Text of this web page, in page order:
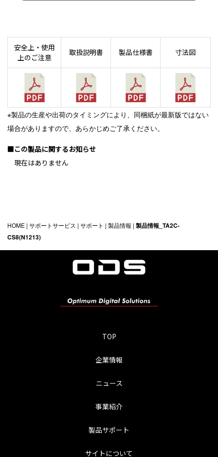
安全上・使用
上のご注意
取扱説明書 製品仕様書 寸法図
※製品の生産や出荷のタイミングにより、同梱紙が最新版ではない
場合がありますので、あらかじめご了承ください。
■この製品に関するお知らせ
現在はありません
HOME | サポートサービス | サポート | 製品情報 | 製品情報_TA2C-
CS8(N1213)
TOP
企業情報
ニュース
事業紹介
製品サポート
サイトについて